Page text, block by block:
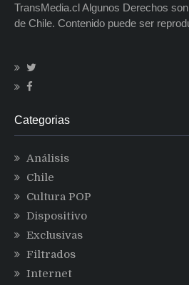
TransMedia.cl Algunos Derechos
de Chile. Contenido puede ser
Categorias
Análisis
Chile
Cultura POP
Dispositivo
Exclusivas
Filtrados
Internet